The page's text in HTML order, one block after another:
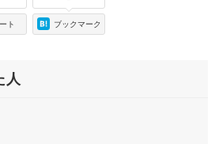
ト ブックマーク
人